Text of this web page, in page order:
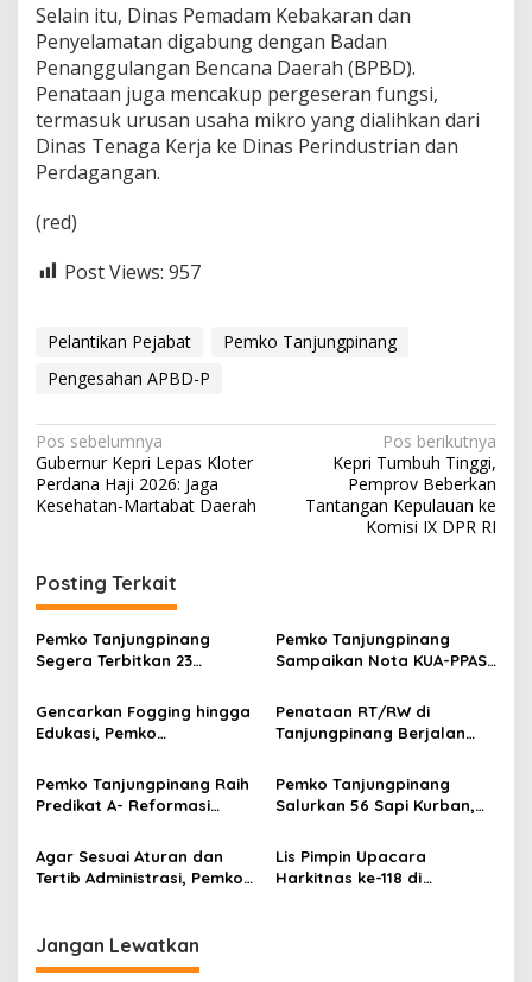
Selain itu, Dinas Pemadam Kebakaran dan
Penyelamatan digabung dengan Badan
Penanggulangan Bencana Daerah (BPBD).
Penataan juga mencakup pergeseran fungsi,
termasuk urusan usaha mikro yang dialihkan dari
Dinas Tenaga Kerja ke Dinas Perindustrian dan
Perdagangan.
(red)
Post Views: 957
Pelantikan Pejabat
Pemko Tanjungpinang
Pengesahan APBD-P
N
a
v
g
a
s
p
o
s
Pos sebelumnya
Gubernur Kepri Lepas Kloter
Perdana Haji 2026: Jaga
Kesehatan-Martabat Daerah
Pos berikutnya
Kepri Tumbuh Tinggi,
Pemprov Beberkan
Tantangan Kepulauan ke
Komisi IX DPR RI
Posting Terkait
Pemko Tanjungpinang
Segera Terbitkan 23
Pemko Tanjungpinang
Sampaikan Nota KUA-PPAS
DPRD
Gencarkan Fogging hingga
Edukasi, Pemko
Penanganan Malaria
Penataan RT/RW di
Tanjungpinang Berjalan
Tanjungpinang Pastikan
Layanan Publik Tetap
Pemko Tanjungpinang Raih
Predikat A- Reformasi
RB
Pemko Tanjungpinang
Salurkan 56 Sapi Kurban,
Agar Sesuai Aturan dan
Tertib Administrasi, Pemko
Lis Pimpin Upacara
Harkitnas ke-118 di
Jangan Lewatkan